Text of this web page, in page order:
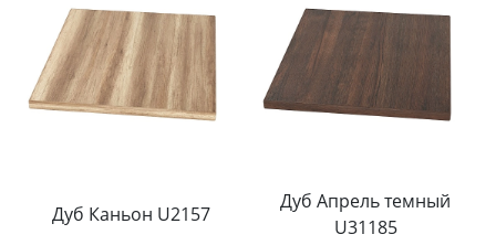
Дуб Каньон U2157
Дуб Апрель темный
U31185